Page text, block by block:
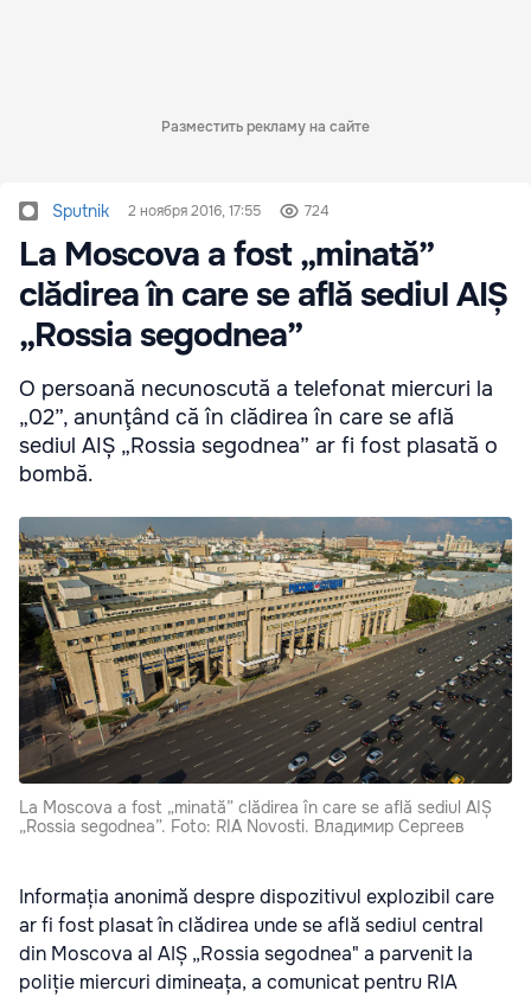
Разместить рекламу на сайте
Sputnik 2 ноября 2016, 17:55 724
La Moscova a fost „minată”
clădirea în care se află sediul AIȘ
„Rossia segodnea”
O persoană necunoscută a telefonat miercuri la
„02”, anunţând că în clădirea în care se află
sediul AIȘ „Rossia segodnea” ar fi fost plasată o
bombă.
La Moscova a fost „minată” clădirea în care se află sediul AIȘ
„Rossia segodnea”. Foto: RIA Novosti. Владимир Сергеев
Informația anonimă despre dispozitivul explozibil care
ar fi fost plasat în clădirea unde se află sediul central
din Moscova al AIȘ „Rossia segodnea" a parvenit la
poliție miercuri dimineața, a comunicat pentru RIA